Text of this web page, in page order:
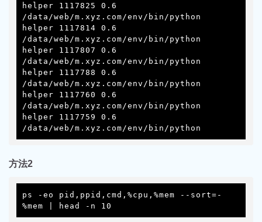
helper 1117825 0.6
/data/web/m.xyz.com/env/bin/python
helper 1117814 0.6
/data/web/m.xyz.com/env/bin/python
helper 1117807 0.6
/data/web/m.xyz.com/env/bin/python
helper 1117788 0.6
/data/web/m.xyz.com/env/bin/python
helper 1117760 0.6
/data/web/m.xyz.com/env/bin/python
helper 1117759 0.6
/data/web/m.xyz.com/env/bin/python
方法2
ps -eo pid,ppid,cmd,%cpu,%mem --sort=-
%mem | head -n 10